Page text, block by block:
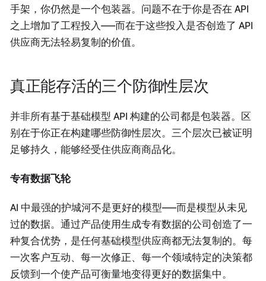
手架，你仍然是一个包装器。问题不在于你是否在 API
之上增加了工程投入——而在于这些投入是否创造了 API
供应商无法轻易复制的价值。
真正能存活的三个防御性层次
并非所有基于基础模型 API 构建的公司都是包装器。区
别在于你正在构建哪些防御性层次。三个层次已被证明
足够持久，能够经受住供应商商品化。
专有数据飞轮
AI 中最强的护城河不是更好的模型——而是模型从未见
过的数据。通过产品使用生成专有数据的公司创造了一
种复合优势，是任何基础模型供应商都无法复制的。每
一次客户互动、每一次修正、每一个领域特定的决策都
反馈到一个使产品可衡量地变得更好的数据集中。